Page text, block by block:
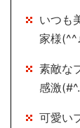
いつも
家様
素敵な
感激
可愛い